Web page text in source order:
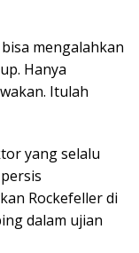
mengalahkan
Hanya
Itulah
yang selalu
Rockefeller di
dalam ujian